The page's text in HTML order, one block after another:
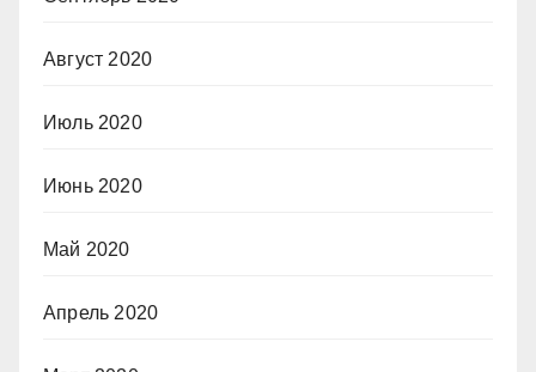
Август 2020
Июль 2020
Июнь 2020
Май 2020
Апрель 2020